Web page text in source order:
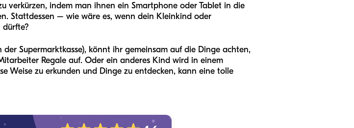
verkürzen, indem man ihnen ein Smartphone oder Tablet in die
Stattdessen – wie wäre es, wenn dein Kleinkind oder
dürfte?
Supermarktkasse), könnt ihr gemeinsam auf die Dinge achten,
Regale auf. Oder ein anderes Kind wird in einem
Weise zu erkunden und Dinge zu entdecken, kann eine tolle